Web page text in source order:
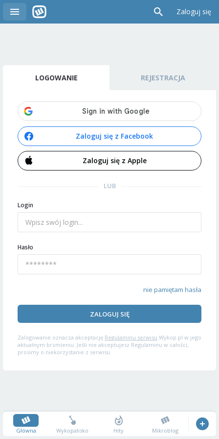
Zaloguj się
LOGOWANIE REJESTRACJA
Zaloguj się z Facebook
Zaloguj się z Apple
LUB
Login
Hasło
nie pamiętam hasła
ZALOGUJ SIĘ
Zalogowanie oznacza akceptację Regulaminu serwisu Wykop.pl w jego
aktualnym brzmieniu. Jeśli nie akceptujesz Regulaminu w całości,
prosimy o niekorzystanie z serwisu.
Główna Wykopalisko Hity Mikroblog